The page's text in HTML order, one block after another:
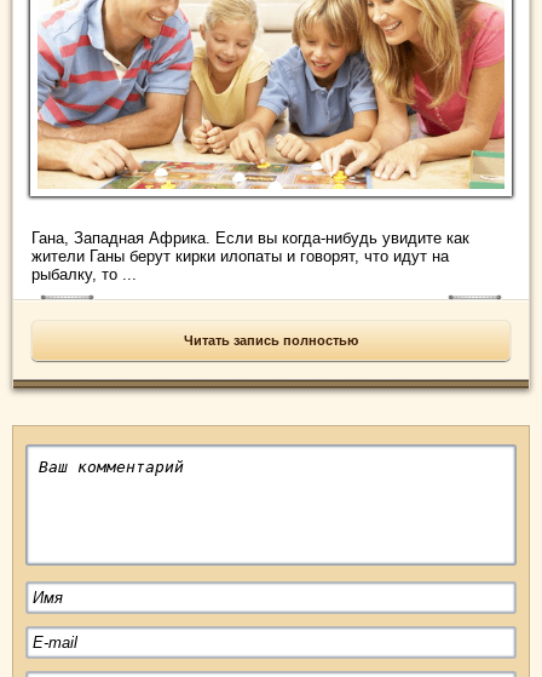
Гана, Западная Африка. Если вы когда-нибудь увидите как
жители Ганы берут кирки илопаты и говорят, что идут на
рыбалку, то ...
Читать запись полностью